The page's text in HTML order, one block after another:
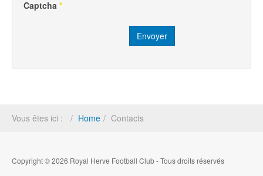
Captcha *
Envoyer
Vous êtes ici : Home Contacts
Copyright © 2026 Royal Herve Football Club - Tous droits réservés